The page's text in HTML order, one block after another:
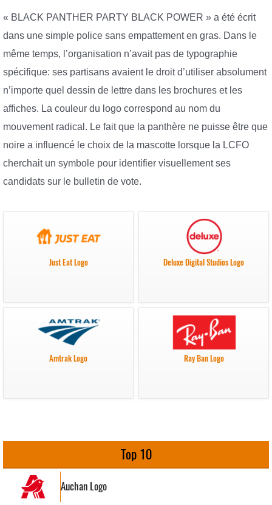
« BLACK PANTHER PARTY BLACK POWER » a été écrit
dans une simple police sans empattement en gras. Dans le
même temps, l’organisation n’avait pas de typographie
spécifique: ses partisans avaient le droit d’utiliser absolument
n’importe quel dessin de lettre dans les brochures et les
affiches. La couleur du logo correspond au nom du
mouvement radical. Le fait que la panthère ne puisse être que
noire a influencé le choix de la mascotte lorsque la LCFO
cherchait un symbole pour identifier visuellement ses
candidats sur le bulletin de vote.
Just Eat Logo Deluxe Digital Studios Logo
Amtrak Logo Ray Ban Logo
Top 10
Auchan Logo